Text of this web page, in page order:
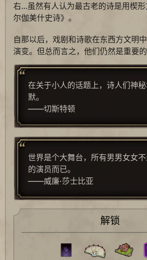
右…虽然有人认为最古老的诗是用楔
尔伽美什史诗》。
自那以后，戏剧和诗歌在东西方文明
演变。但总而言之，他们仍然是重要的
在关于小人的话题上，诗人们神
默。
——切斯特顿
世界是个大舞台，所有男男女女
的演员而已。
——威廉·莎士比亚
解锁